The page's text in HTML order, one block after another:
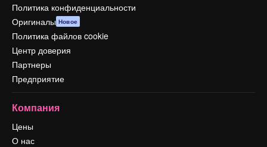
Политика конфиденциальности
Оригиналы Новое
Политика файлов cookie
Центр доверия
Партнеры
Предприятие
Компания
Цены
О нас